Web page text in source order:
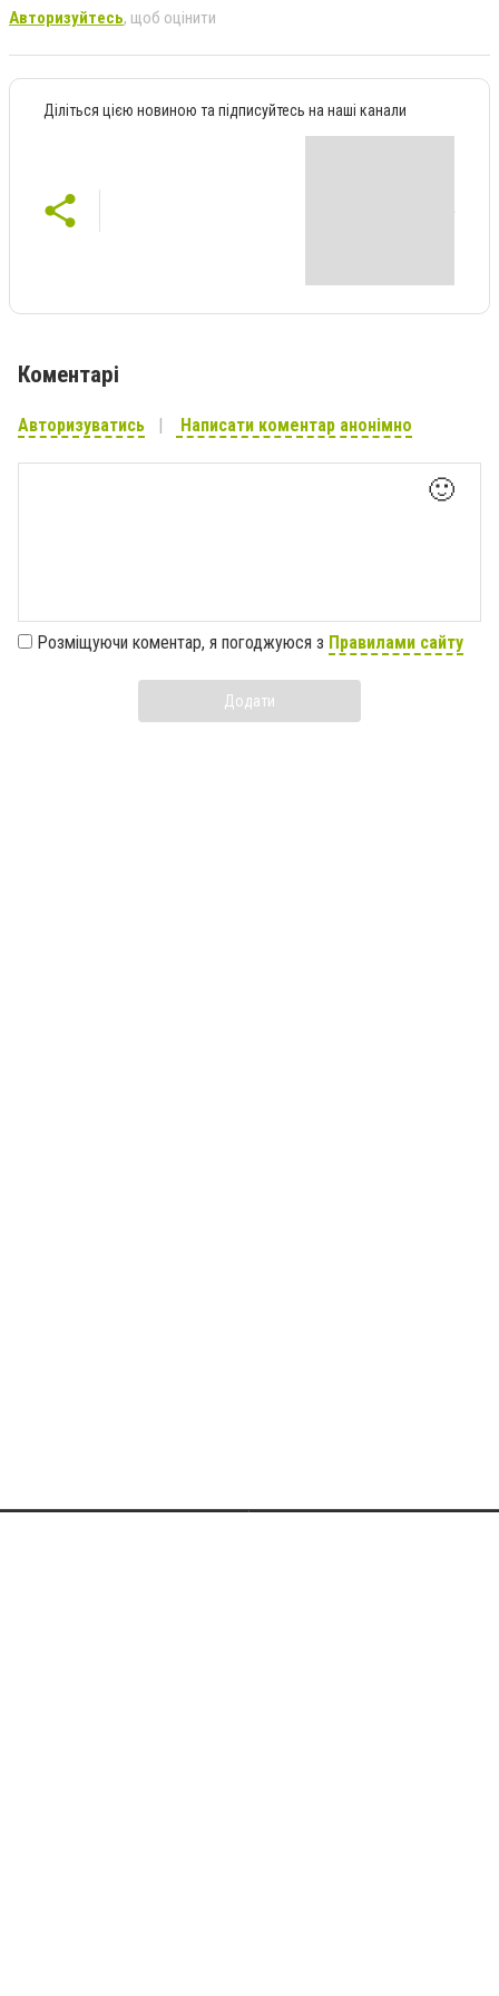
Авторизуйтесь, щоб оцінити
Діліться цією новиною та підписуйтесь на наші канали
Коментарі
Авторизуватись Написати коментар анонімно
🙂
Розміщуючи коментар, я погоджуюся з Правилами сайту
Додати